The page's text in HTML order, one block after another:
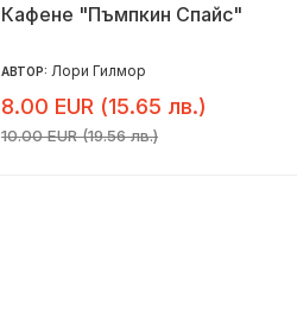
Кафене "Пъмпкин Спайс"
АВТОР: Лори Гилмор
8.00 EUR (15.65 лв.)
10.00 EUR (19.56 лв.)